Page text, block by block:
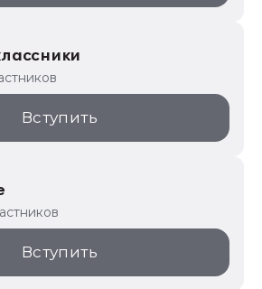
Вступить
Вступить